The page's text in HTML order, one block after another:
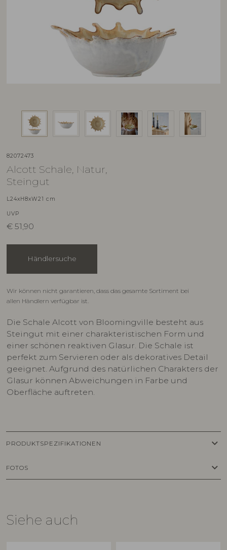
82072473
Alcott Schale, Natur,
Steingut
L24xH8xW21 cm
UVP
€ 51,90
Händlersuche
Wir können nicht garantieren, dass das gesamte Sortiment bei
allen Händlern verfügbar ist.
Die Schale Alcott von Bloomingville besteht aus
Steingut mit einer charakteristischen Form und
einer schönen reaktiven Glasur. Die Schale ist
perfekt zum Servieren oder als dekoratives Detail
geeignet. Aufgrund des natürlichen Charakters der
Glasur können Abweichungen in Farbe und
Oberfläche auftreten.
PRODUKTSPEZIFIKATIONEN keyboard_arrow_down
FOTOS keyboard_arrow_down
Siehe auch